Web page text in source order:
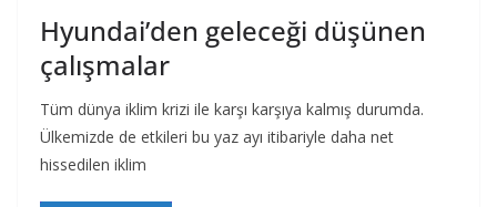
Hyundai’den geleceği düşünen
çalışmalar
Tüm dünya iklim krizi ile karşı karşıya kalmış durumda.
Ülkemizde de etkileri bu yaz ayı itibariyle daha net
hissedilen iklim